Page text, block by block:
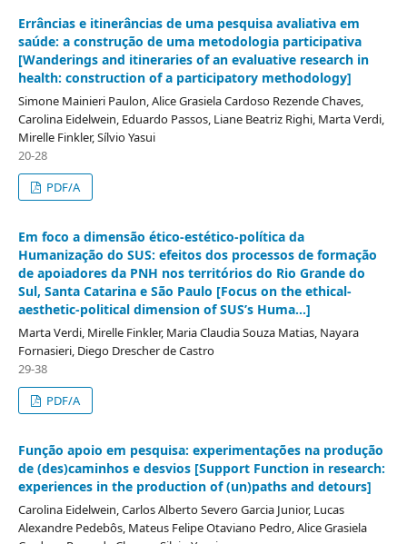
Errâncias e itinerâncias de uma pesquisa avaliativa em
saúde: a construção de uma metodologia participativa
[Wanderings and itineraries of an evaluative research in
health: construction of a participatory methodology]
Simone Mainieri Paulon, Alice Grasiela Cardoso Rezende Chaves,
Carolina Eidelwein, Eduardo Passos, Liane Beatriz Righi, Marta Verdi,
Mirelle Finkler, Sílvio Yasui
20-28
PDF/A
Em foco a dimensão ético-estético-política da
Humanização do SUS: efeitos dos processos de formação
de apoiadores da PNH nos territórios do Rio Grande do
Sul, Santa Catarina e São Paulo [Focus on the ethical-
aesthetic-political dimension of SUS’s Huma...]
Marta Verdi, Mirelle Finkler, Maria Claudia Souza Matias, Nayara
Fornasieri, Diego Drescher de Castro
29-38
PDF/A
Função apoio em pesquisa: experimentações na produção
de (des)caminhos e desvios [Support Function in research:
experiences in the production of (un)paths and detours]
Carolina Eidelwein, Carlos Alberto Severo Garcia Junior, Lucas
Alexandre Pedebôs, Mateus Felipe Otaviano Pedro, Alice Grasiela